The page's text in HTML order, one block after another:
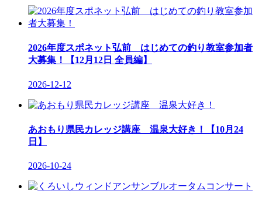
2026年度スポネット弘前 はじめての釣り教室参加者
大募集！【12月12日 全員編】
2026-12-12
あおもり県民カレッジ講座 温泉大好き！【10月24
日】
2026-10-24